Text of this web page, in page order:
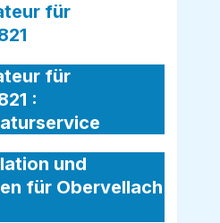
für
für
:
und
für Obervellach